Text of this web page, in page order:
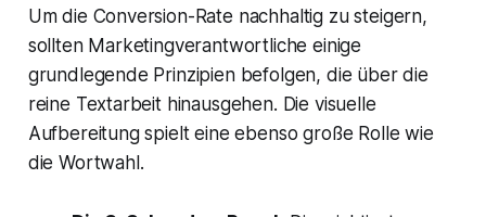
Um die Conversion-Rate nachhaltig zu steigern,
sollten Marketingverantwortliche einige
grundlegende Prinzipien befolgen, die über die
reine Textarbeit hinausgehen. Die visuelle
Aufbereitung spielt eine ebenso große Rolle wie
die Wortwahl.